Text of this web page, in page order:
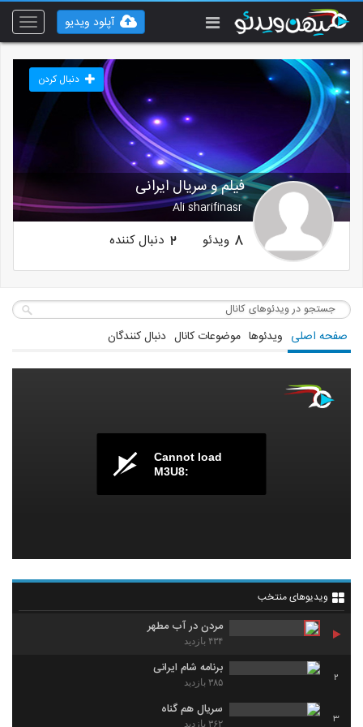
Toggle
آپلود ویدیو
فیلم و سریال ایرانی
Ali sharifinasr
دنبال کردن
8 ویدئو 2 دنبال کننده
صفحه اصلی ویدئوها موضوعات کانال دنبال کنندگان
Cannot load
M3U8:
ویدیوهای منتخب
مردن در آب مطهر
۴۳۴ بازدید
2
برنامه شام ایرانی
۳۸۵ بازدید
3
سریال هم گناه
۳۶۲ بازدید